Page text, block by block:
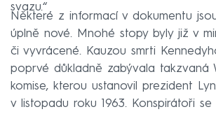
svazu.“
Některé z informací v dokumentu
úplně nové. Mnohé stopy byly již v
či vyvrácené. Kauzou smrti
poprvé důkladně zabývala takzvaná
komise, kterou ustanovil prezident
v listopadu roku 1963. Konspirátoři